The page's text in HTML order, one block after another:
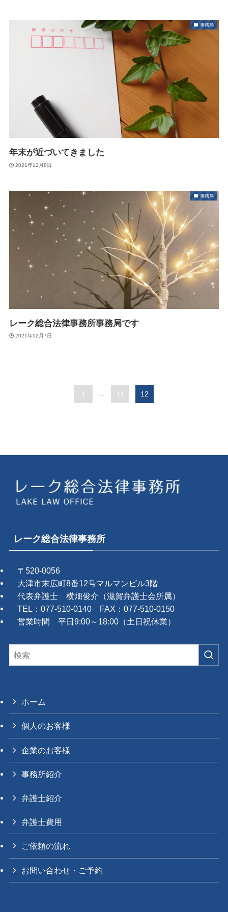
事務局
年末が近づいてきました
2021年12月8日
事務局
レーク総合法律事務所事務局です
2021年12月7日
1 11 12
レーク総合法律事務所
〒520-0056
大津市末広町8番12号マルマンビル3階
代表弁護士 横畑俊介（滋賀弁護士会所属）
TEL：077-510-0140 FAX：077-510-0150
営業時間 平日9:00～18:00（土日祝休業）
ホーム
個人のお客様
企業のお客様
事務所紹介
弁護士紹介
弁護士費用
ご依頼の流れ
お問い合わせ・ご予約